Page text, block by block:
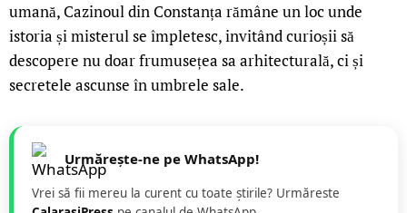
umană, Cazinoul din Constanța rămâne un loc unde
istoria și misterul se împletesc, invitând curioșii să
descopere nu doar frumusețea sa arhitecturală, ci și
secretele ascunse în umbrele sale.
Urmărește-ne pe WhatsApp!
Vrei să fii mereu la curent cu toate știrile? Urmăreste